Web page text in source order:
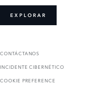
EXPLORAR
CONTÁCTANOS
INCIDENTE CIBERNÉTICO
COOKIE PREFERENCE